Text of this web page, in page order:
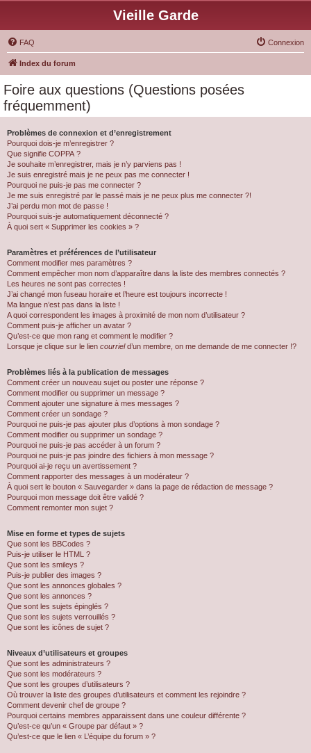
Vieille Garde
FAQ Connexion
Index du forum
Foire aux questions (Questions posées
fréquemment)
Problèmes de connexion et d’enregistrement
Pourquoi dois-je m’enregistrer ?
Que signifie COPPA ?
Je souhaite m’enregistrer, mais je n’y parviens pas !
Je suis enregistré mais je ne peux pas me connecter !
Pourquoi ne puis-je pas me connecter ?
Je me suis enregistré par le passé mais je ne peux plus me connecter ?!
J’ai perdu mon mot de passe !
Pourquoi suis-je automatiquement déconnecté ?
À quoi sert « Supprimer les cookies » ?
Paramètres et préférences de l’utilisateur
Comment modifier mes paramètres ?
Comment empêcher mon nom d’apparaître dans la liste des membres connectés ?
Les heures ne sont pas correctes !
J’ai changé mon fuseau horaire et l’heure est toujours incorrecte !
Ma langue n’est pas dans la liste !
A quoi correspondent les images à proximité de mon nom d’utilisateur ?
Comment puis-je afficher un avatar ?
Qu’est-ce que mon rang et comment le modifier ?
Lorsque je clique sur le lien courrield’un membre, on me demande de me connecter !?
Problèmes liés à la publication de messages
Comment créer un nouveau sujet ou poster une réponse ?
Comment modifier ou supprimer un message ?
Comment ajouter une signature à mes messages ?
Comment créer un sondage ?
Pourquoi ne puis-je pas ajouter plus d’options à mon sondage ?
Comment modifier ou supprimer un sondage ?
Pourquoi ne puis-je pas accéder à un forum ?
Pourquoi ne puis-je pas joindre des fichiers à mon message ?
Pourquoi ai-je reçu un avertissement ?
Comment rapporter des messages à un modérateur ?
À quoi sert le bouton « Sauvegarder » dans la page de rédaction de message ?
Pourquoi mon message doit être validé ?
Comment remonter mon sujet ?
Mise en forme et types de sujets
Que sont les BBCodes ?
Puis-je utiliser le HTML ?
Que sont les smileys ?
Puis-je publier des images ?
Que sont les annonces globales ?
Que sont les annonces ?
Que sont les sujets épinglés ?
Que sont les sujets verrouillés ?
Que sont les icônes de sujet ?
Niveaux d’utilisateurs et groupes
Que sont les administrateurs ?
Que sont les modérateurs ?
Que sont les groupes d’utilisateurs ?
Où trouver la liste des groupes d’utilisateurs et comment les rejoindre ?
Comment devenir chef de groupe ?
Pourquoi certains membres apparaissent dans une couleur différente ?
Qu’est-ce qu’un « Groupe par défaut » ?
Qu’est-ce que le lien « L’équipe du forum » ?